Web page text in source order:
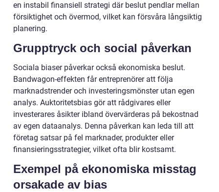
en instabil finansiell strategi där beslut pendlar mellan
försiktighet och övermod, vilket kan försvåra långsiktig
planering.
Grupptryck och social påverkan
Sociala biaser påverkar också ekonomiska beslut.
Bandwagon-effekten får entreprenörer att följa
marknadstrender och investeringsmönster utan egen
analys. Auktoritetsbias gör att rådgivares eller
investerares åsikter ibland övervärderas på bekostnad
av egen dataanalys. Denna påverkan kan leda till att
företag satsar på fel marknader, produkter eller
finansieringsstrategier, vilket ofta blir kostsamt.
Exempel på ekonomiska misstag
orsakade av bias